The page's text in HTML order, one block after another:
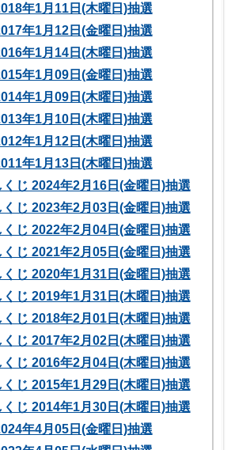
年1月11日(木曜日)抽選
年1月12日(金曜日)抽選
年1月14日(木曜日)抽選
年1月09日(金曜日)抽選
年1月09日(木曜日)抽選
年1月10日(木曜日)抽選
年1月12日(木曜日)抽選
年1月13日(木曜日)抽選
じ 2024年2月16日(金曜日)抽選
じ 2023年2月03日(金曜日)抽選
じ 2022年2月04日(金曜日)抽選
じ 2021年2月05日(金曜日)抽選
じ 2020年1月31日(金曜日)抽選
じ 2019年1月31日(木曜日)抽選
じ 2018年2月01日(木曜日)抽選
じ 2017年2月02日(木曜日)抽選
じ 2016年2月04日(木曜日)抽選
じ 2015年1月29日(木曜日)抽選
じ 2014年1月30日(木曜日)抽選
年4月05日(金曜日)抽選